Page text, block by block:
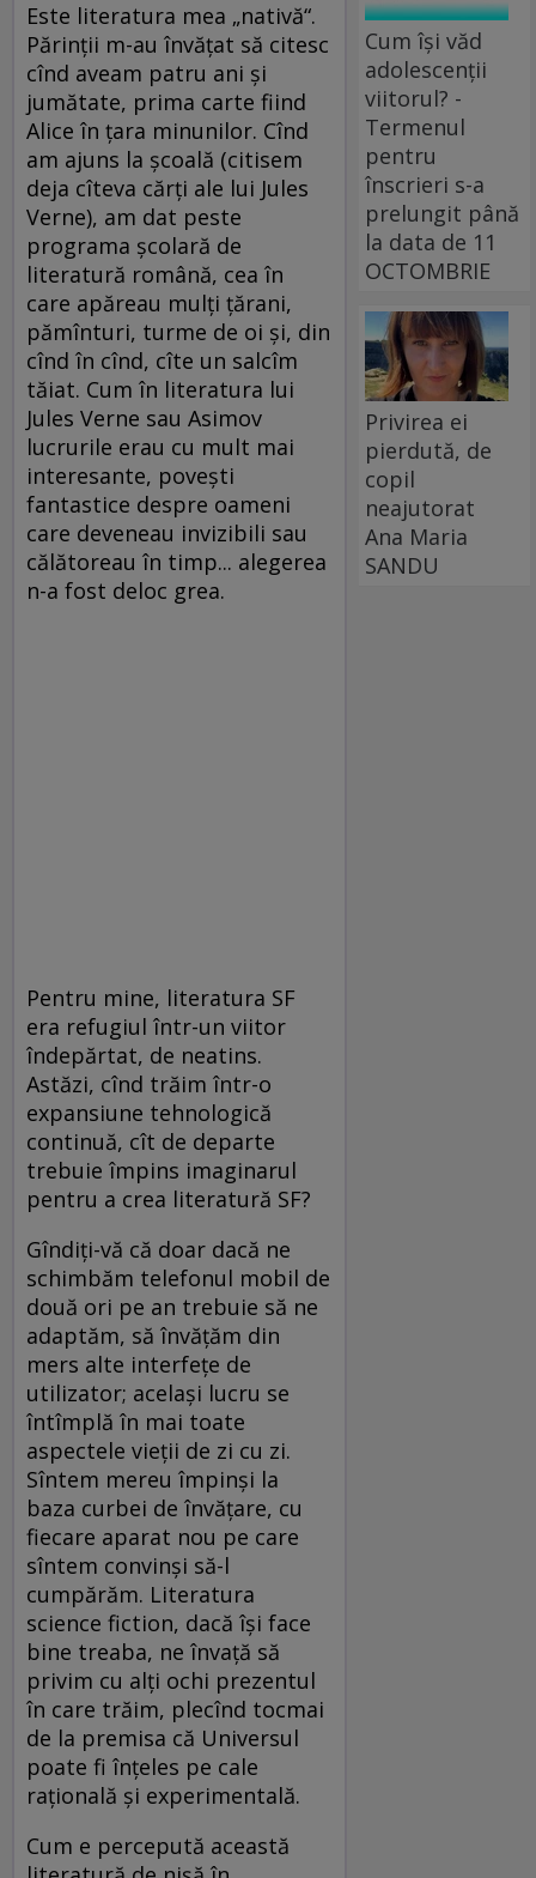
Este literatura mea „nativă“.
Părinţii m-au învăţat să citesc
cînd aveam patru ani şi
jumătate, prima carte fiind
Alice în ţara minunilor. Cînd
am ajuns la şcoală (citisem
deja cîteva cărţi ale lui Jules
Verne), am dat peste
programa şcolară de
literatură română, cea în
care apăreau mulţi ţărani,
pămînturi, turme de oi şi, din
cînd în cînd, cîte un salcîm
tăiat. Cum în literatura lui
Jules Verne sau Asimov
lucrurile erau cu mult mai
interesante, poveşti
fantastice despre oameni
care deveneau invizibili sau
călătoreau în timp... alegerea
n-a fost deloc grea.
Pentru mine, literatura SF
era refugiul într-un viitor
îndepărtat, de neatins.
Astăzi, cînd trăim într-o
expansiune tehnologică
continuă, cît de departe
trebuie împins imaginarul
pentru a crea literatură SF?
Gîndiţi-vă că doar dacă ne
schimbăm telefonul mobil de
două ori pe an trebuie să ne
adaptăm, să învăţăm din
mers alte interfeţe de
utilizator; acelaşi lucru se
întîmplă în mai toate
aspectele vieţii de zi cu zi.
Sîntem mereu împinşi la
baza curbei de învăţare, cu
fiecare aparat nou pe care
sîntem convinşi să-l
cumpărăm. Literatura
science fiction, dacă îşi face
bine treaba, ne învaţă să
privim cu alţi ochi prezentul
în care trăim, plecînd tocmai
de la premisa că Universul
poate fi înţeles pe cale
raţională şi experimentală.
Cum e percepută această
Cum își văd
adolescenții
viitorul? -
Termenul
pentru
înscrieri s-a
prelungit până
la data de 11
OCTOMBRIE
Privirea ei
pierdută, de
copil
neajutorat
Ana Maria
SANDU